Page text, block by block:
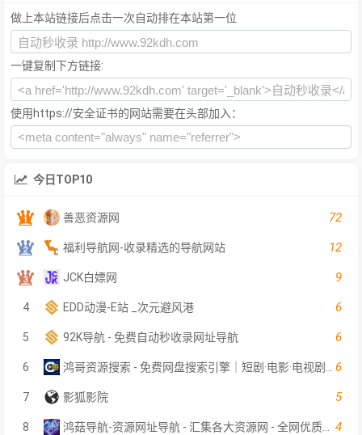
做上本站链接后点击一次自动排在本站第一位
一键复制下方链接:
使用https://安全证书的网站需要在头部加入：
今日TOP10
善恶资源网 72
福利导航网-收录精选的导航网站 12
JCK白嫖网 9
4 EDD动漫-E站 _次元避风港 6
5 92K导航 - 免费自动秒收录网址导航 6
6 6
7 影狐影院 5
8 4